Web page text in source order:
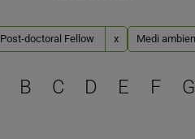
Post-doctoral Fellow x Medi
B C D E F G